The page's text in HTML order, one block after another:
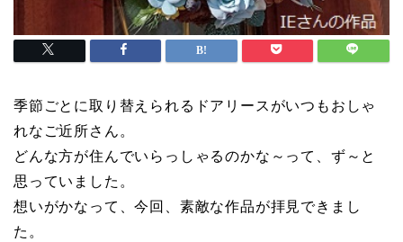
季節ごとに取り替えられるドアリースがいつもおしゃ
れなご近所さん。
どんな方が住んでいらっしゃるのかな～って、ず～と
思っていました。
想いがかなって、今回、素敵な作品が拝見できまし
た。